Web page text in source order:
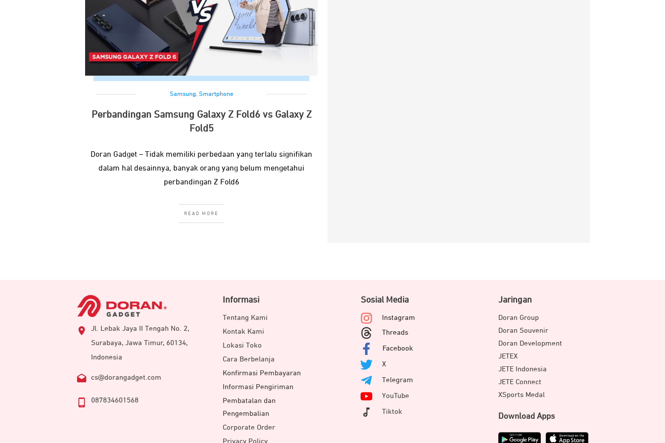
Samsung, Smartphone
Perbandingan Samsung Galaxy Z Fold6 vs Galaxy Z
Fold5
Doran Gadget – Tidak memiliki perbedaan yang terlalu signifikan
dalam hal desainnya, banyak orang yang belum mengetahui
perbandingan Z Fold6
READ MORE
Jl. Lebak Jaya II Tengah No. 2,
Surabaya, Jawa Timur, 60134,
Indonesia
cs@dorangadget.com
087834601568
Informasi
Tentang Kami
Kontak Kami
Lokasi Toko
Cara Berbelanja
Konfirmasi Pembayaran
Informasi Pengiriman
Pembatalan dan
Pengembalian
Corporate Order
Privacy Policy
Sosial Media
Instagram
Threads
Facebook
X
Telegram
YouTube
Tiktok
Jaringan
Doran Group
Doran Souvenir
Doran Development
JETEX
JETE Indonesia
JETE Connect
XSports Medal
Download Apps